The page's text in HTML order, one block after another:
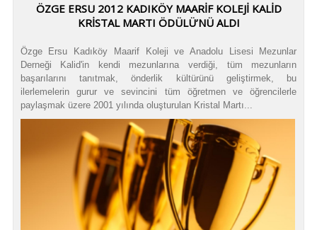
ÖZGE ERSU 2012 KADIKÖY MAARİF KOLEJİ KALİD
KRİSTAL MARTI ÖDÜLÜ’NÜ ALDI
Özge Ersu Kadıköy Maarif Koleji ve Anadolu Lisesi Mezunlar
Derneği Kalid'in kendi mezunlarına verdiği, tüm mezunların
başarılarını tanıtmak, önderlik kültürünü geliştirmek, bu
ilerlemelerin gurur ve sevincini tüm öğretmen ve öğrencilerle
paylaşmak üzere 2001 yılında oluşturulan Kristal Martı...